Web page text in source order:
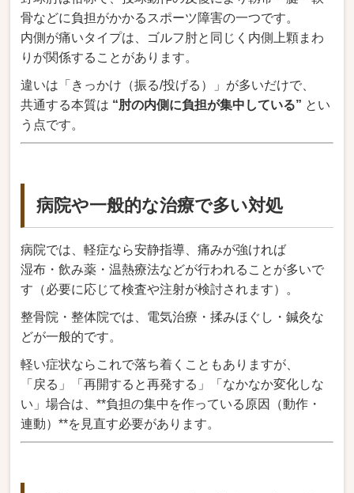
骨などに負担がかかるスポーツ障害の一つです。
内側が痛いタイプは、ゴルフ肘と同じく内側上顆まわ
りが関係することがあります。
違いは「きっかけ（振る/投げる）」が多いだけで、
共通する本質は “肘の内側に負担が集中している” とい
う点です。
病院や一般的な治療で多い対処
病院では、軽症なら安静指導、痛みが強ければ
湿布・飲み薬・温熱療法などが行われることが多いで
す（必要に応じて検査や注射が検討されます）。
整骨院・整体院では、電気治療・揉みほぐし・鍼灸な
どが一般的です。
軽い症状ならこれで落ち着くこともありますが、
「戻る」「再開すると再発する」「なかなか変化しな
い」場合は、**負担の集中を作っている原因（動作・
連動）**を見直す必要があります。